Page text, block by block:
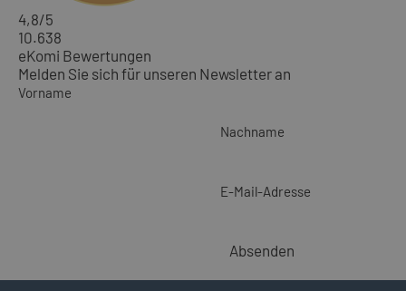
4,8/5
10.638
eKomi Bewertungen
Melden Sie sich für unseren Newsletter an
Vorname
Nachname
E-Mail-Adresse
Absenden